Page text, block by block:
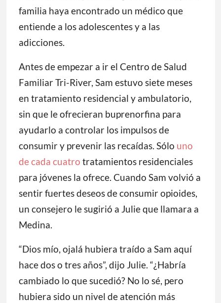
familia haya encontrado un médico que
entiende a los adolescentes y a las
adicciones.
Antes de empezar a ir el Centro de Salud
Familiar Tri-River, Sam estuvo siete meses
en tratamiento residencial y ambulatorio,
sin que le ofrecieran buprenorfina para
ayudarlo a controlar los impulsos de
consumir y prevenir las recaídas. Sólo uno
de cada cuatro tratamientos residenciales
para jóvenes la ofrece. Cuando Sam volvió a
sentir fuertes deseos de consumir opioides,
un consejero le sugirió a Julie que llamara a
Medina.
“Dios mío, ojalá hubiera traído a Sam aquí
hace dos o tres años”, dijo Julie. “¿Habría
cambiado lo que sucedió? No lo sé, pero
hubiera sido un nivel de atención más